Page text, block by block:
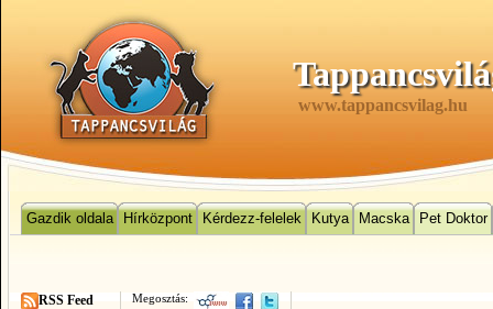
www.tappancsvilag.hu
Gazdik oldala Hírközpont Kérdezz-felelek Kutya Macska Pet Doktor
Megosztás:
RSS Feed